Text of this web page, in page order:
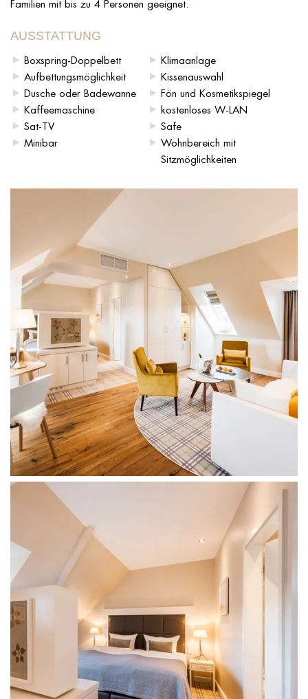
Familien mit bis zu 4 Personen geeignet.
AUSSTATTUNG
Boxspring-Doppelbett
Klimaanlage
Aufbettungsmöglichkeit
Kissenauswahl
Dusche oder Badewanne
Fön und Kosmetikspiegel
Kaffeemaschine
kostenloses W-LAN
Sat-TV
Safe
Minibar
Wohnbereich mit
Sitzmöglichkeiten